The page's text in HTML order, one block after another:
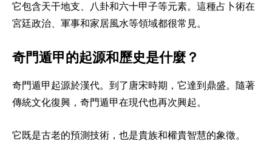
它包含天干地支、八卦和六十甲子等元素。這種占卜術在
宮廷政治、軍事和家居風水等領域都很常見。
奇門遁甲的起源和歷史是什麼？
奇門遁甲起源於漢代。到了唐宋時期，它達到鼎盛。隨著
傳統文化復興，奇門遁甲在現代也再次興起。
它既是古老的預測技術，也是貴族和權貴智慧的象徵。